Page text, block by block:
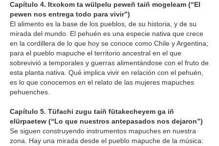
Capítulo 4. Itxokom ta wülpelu peweñ taiñ mogeleam (“El
pewen nos entrega todo para vivir”)
El alimento es la base de los pueblos, de su historia, y de su
mirada del mundo. El pehuén es una especie nativa que crece
en la cordillera de lo que hoy se conoce como Chile y Argentina;
para el pueblo mapuche el territorio ancestral en el que
sobrevivió a temporales y guerras alimentándose con el fruto de
esta planta nativa. Qué implica vivir en relación con el pehuén,
es lo que conocemos en el relato de las mujeres mapuches
pehuenches.
Capítulo 5. Tüfachi zugu taiñ fütakecheyem ga iñ
elürpaetew (“Lo que nuestros antepasados nos dejaron”)
Se siguen construyendo instrumentos mapuches en nuestra
zona. Hay una mirada desde el pueblo mapuche de la música: